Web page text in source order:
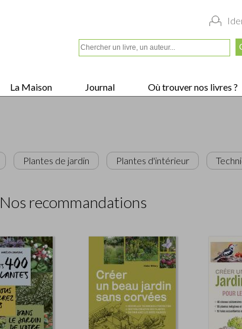
La Maison Journal Où trouver nos livres ?
Plantes de jardin Plantes d'intérieur
Nos recommandations